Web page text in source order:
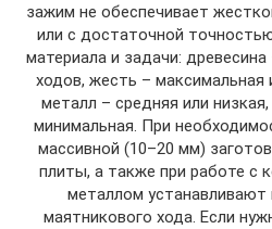
зажим не обеспечивает
или с достаточной
материала и задачи:
ходов, жесть – максимальная
металл – средняя или
минимальная. При
массивной (10–20 мм)
плиты, а также при работе с
металлом устанавливают
маятникового хода. Если